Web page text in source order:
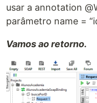
usar a annotation
parâmetro name =
Vamos ao retorno.